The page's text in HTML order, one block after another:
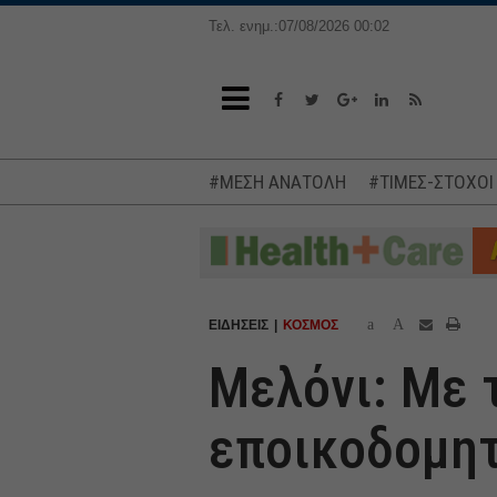
Τελ. ενημ.:07/08/2026 00:02
#ΜΕΣΗ ΑΝΑΤΟΛΗ #ΤΙΜΕΣ-
ΕΙΔΗΣΕΙΣ ΚΟΣΜΟΣ a A
Μελόνι: Με